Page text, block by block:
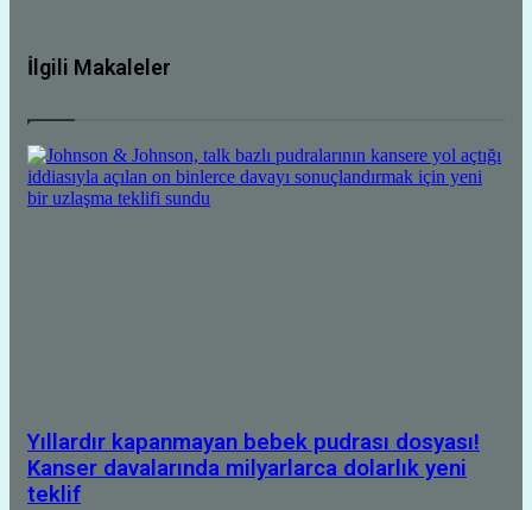
İlgili Makaleler
Yıllardır kapanmayan bebek pudrası dosyası!
Kanser davalarında milyarlarca dolarlık yeni
teklif